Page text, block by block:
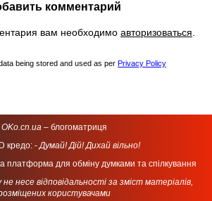
комментарий
вам необходимо авторизоваться.
being stored and used as per Privacy Policy
OKo.cn.ua – блогоматриця
кредо: -Думай! Дій! Дихай вільно!
платформа для обміну думками та спілкування
несе відповідальності за зміст матеріалів,
користувачами